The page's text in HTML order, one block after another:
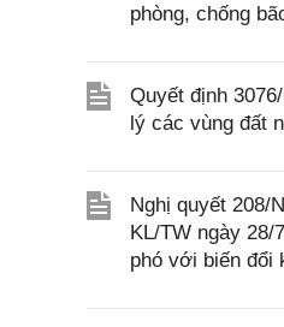
phòng, chống
Quyết định
lý các vùng đất
Nghị quyết 208/
KL/TW ngày 28/
phó với biến đổi